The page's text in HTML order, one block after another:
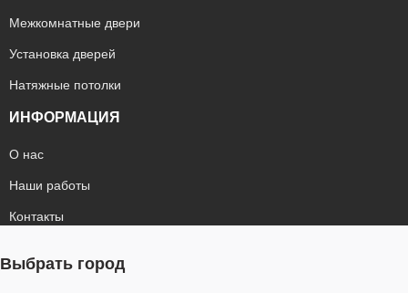
Межкомнатные двери
Установка дверей
Натяжные потолки
ИНФОРМАЦИЯ
О нас
Наши работы
Контакты
Выбрать город